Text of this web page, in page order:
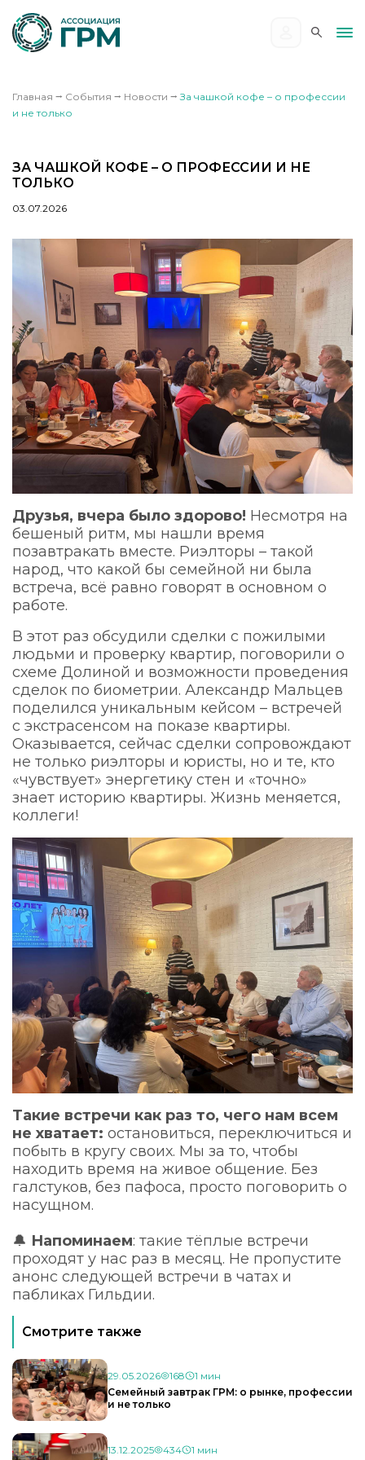
Главная ⭢ События ⭢ Новости ⭢За чашкой кофе – о профессии
и не только
ЗА ЧАШКОЙ КОФЕ – О ПРОФЕССИИ И НЕ
ТОЛЬКО
03.07.2026
Друзья, вчера было здорово! Несмотря на
бешеный ритм, мы нашли время
позавтракать вместе. Риэлторы – такой
народ, что какой бы семейной ни была
встреча, всё равно говорят в основном о
работе.
В этот раз обсудили сделки с пожилыми
людьми и проверку квартир, поговорили о
схеме Долиной и возможности проведения
сделок по биометрии. Александр Мальцев
поделился уникальным кейсом – встречей
с экстрасенсом на показе квартиры.
Оказывается, сейчас сделки сопровождают
не только риэлторы и юристы, но и те, кто
«чувствует» энергетику стен и «точно»
знает историю квартиры. Жизнь меняется,
коллеги!
Такие встречи как раз то, чего нам всем
не хватает: остановиться, переключиться и
побыть в кругу своих. Мы за то, чтобы
находить время на живое общение. Без
галстуков, без пафоса, просто поговорить о
насущном.
🔔 Напоминаем: такие тёплые встречи
проходят у нас раз в месяц. Не пропустите
анонс следующей встречи в чатах и
пабликах Гильдии.
Смотрите также
29.05.2026 168
1 мин
Семейный завтрак ГРМ: о рынке, профессии
и не только
13.12.2025 434
1 мин